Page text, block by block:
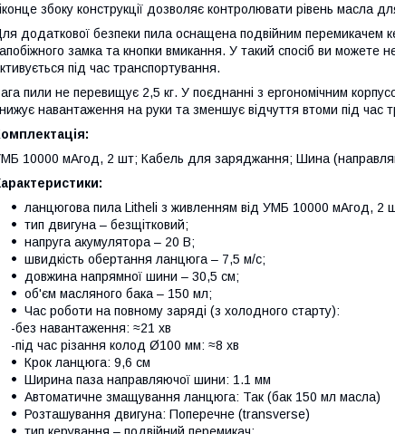
збоку конструкції дозволяє контролювати рівень масла
додаткової безпеки пила оснащена подвійним перемикачем
замка та кнопки вмикання. У такий спосіб ви можете
під час транспортування.
пили не перевищує 2,5 кг. У поєднанні з ергономічним
навантаження на руки та зменшує відчуття втоми під час
10000 мАгод, 2 шт; Кабель для заряджання; Шина
ланцюгова пила Litheli з живленням від УМБ 10000 мАгод, 2
тип двигуна – безщітковий;
напруга акумулятора – 20 В;
швидкість обертання ланцюга – 7,5 м/с;
довжина напрямної шини – 30,5 см;
об'єм масляного бака – 150 мл;
Час роботи на повному заряді (з холодного старту):
-без навантаження: ≈21 хв
-під час різання колод Ø100 мм: ≈8 хв
Крок ланцюга: 9,6 см
Ширина паза направляючої шини: 1.1 мм
Автоматичне змащування ланцюга: Так (бак 150 мл масла)
Розташування двигуна: Поперечне (transverse)
тип керування – подвійний перемикач;